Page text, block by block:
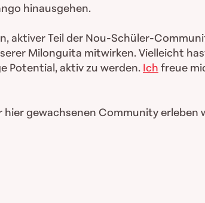
hinausgehen.
aktiver Teil der Nou-Schüler-
Milonguita mitwirken. Vielleicht
Potential, aktiv zu werden. Ich freue
gewachsenen Community erleben